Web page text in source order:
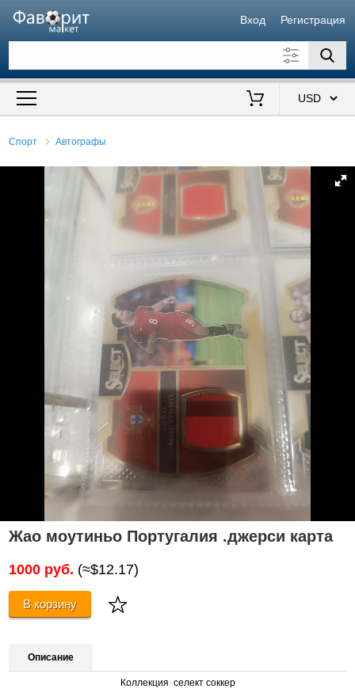
Вход Регистрация
Искать также в описании
Спорт Автографы
Жао моутиньо Португалия .джерси карта
1000 руб. (≈$12.17)
В корзину
Описание
Коллекция селект соккер